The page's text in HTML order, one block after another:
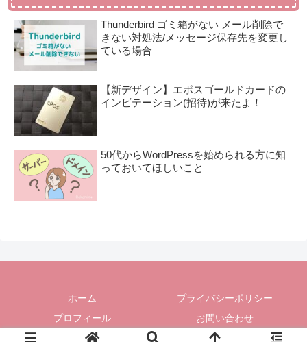
Thunderbird ゴミ箱がない メール削除で
きない対処法/メッセージ保存先を変更し
ている場合
【新デザイン】エポスゴールドカードの
インビテーション(招待)が来たよ！
50代からWordPressを始められる方に知
っておいてほしいこと
ホーム
プライバシーポリシー
プロフィール
お問い合わせ